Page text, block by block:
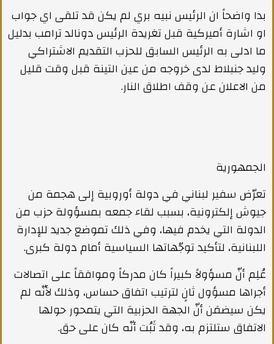
بدا واضحاً ان الرئيس نبيه بري لم يكن قد تلقى اي جواب
او اشارة أميركية قبل تغريدة الرئيس دونالد ترامب بدليل
ما ادلى به الرئيس السابق للحزب التقديم الاشتراكي
وليد جنبلاط لدى خروجه من عين التينة قبل وقت قليل
من الاعلان عن وقف اطلاق النار.
الجمهورية
تعرّض سفير لبناني في دولة أوروبية إلى هجمة من
جيوش إلكترونية، بسبب لقاء جمعه بمسؤولة حزب من
الدولة التي يخدم فيها، وفي ذلك تموضع جديد للإدارة
اللبنانية، لتأكيد توجّهاتها السياسية أمام دولة كبرى.
عُلِم أنّ مسؤولاً كبيراً كان مدركاً وموافقاً على اتصالات
أجراها مسؤول ثانٍ لترتيب اتفاق حساس، وذلك لأنّه لم
يكن سيضمَن أنّ الجهة الحزبية التي يتمحور حولها
الاتفاق ستلتزم به، وقد ثَبُت أنّه كان على حق.